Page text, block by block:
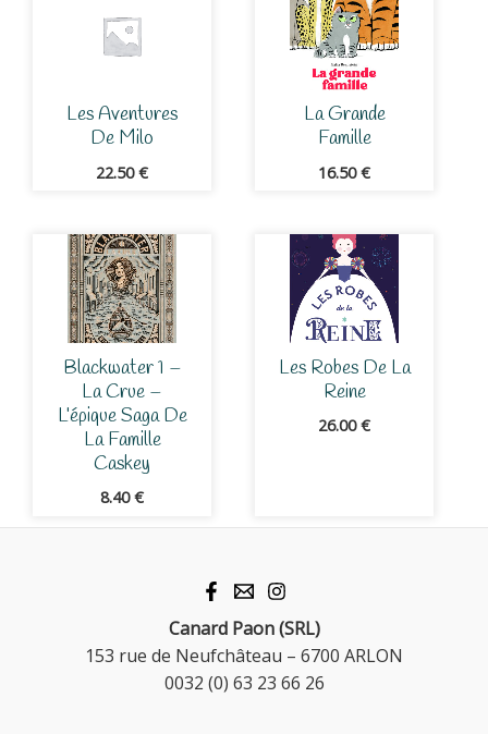
Les Aventures
De Milo
22.50€
La Grande
Famille
16.50€
Blackwater 1 –
La Crue –
L’épique Saga De
La Famille
Caskey
8.40€
Les Robes De La
Reine
26.00€
Canard Paon (SRL)
153 rue de Neufchâteau – 6700 ARLON
0032 (0) 63 23 66 26